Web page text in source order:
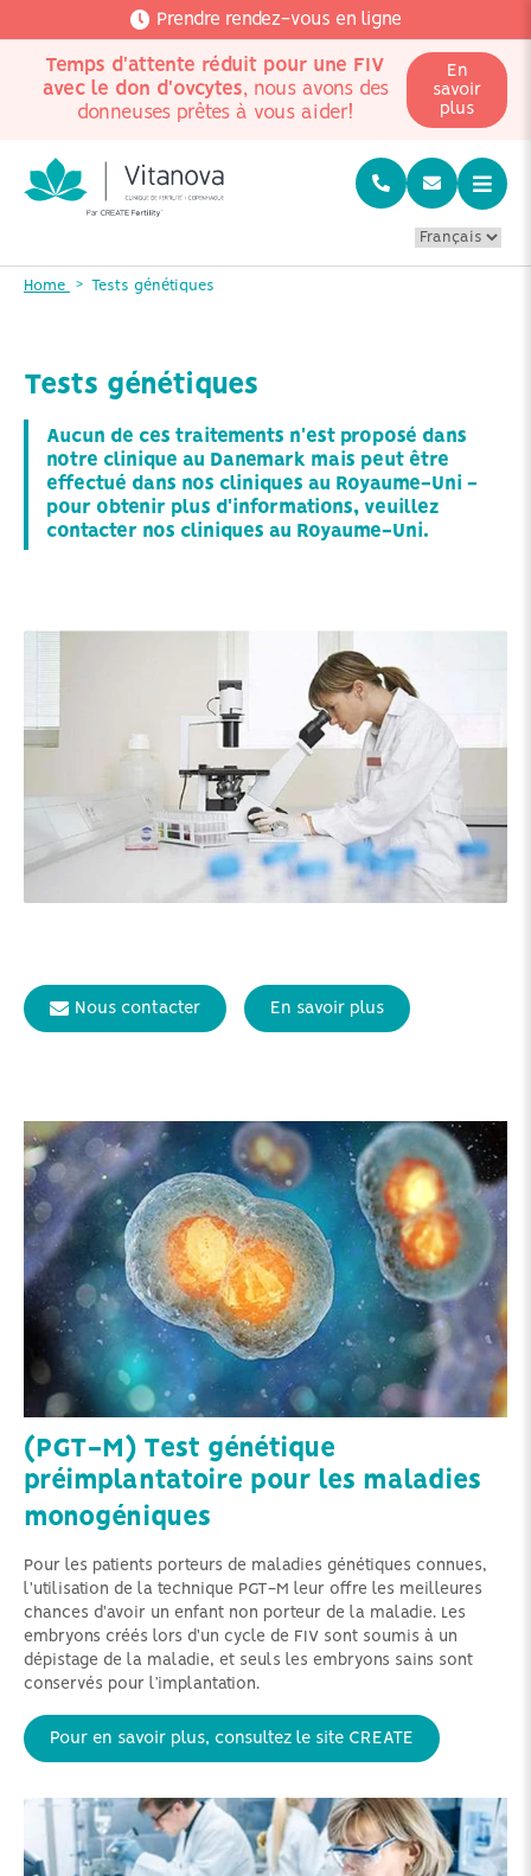
Prendre rendez-vous en ligne
Temps d'attente réduit pour une FIV
avec le don d'ovcytes, nous avons des
donneuses prêtes à vous aider!
En
savoir
plus
Home Tests génétiques
Tests génétiques
Aucun de ces traitements n'est proposé dans
notre clinique au Danemark mais peut être
effectué dans nos cliniques au Royaume-Uni -
pour obtenir plus d'informations, veuillez
contacter nos cliniques au Royaume-Uni.
Nous contacter En savoir plus
(PGT-M) Test génétique
préimplantatoire pour les maladies
monogéniques
Pour les patients porteurs de maladies génétiques connues,
l'utilisation de la technique PGT-M leur offre les meilleures
chances d'avoir un enfant non porteur de la maladie. Les
embryons créés lors d'un cycle de FIV sont soumis à un
dépistage de la maladie, et seuls les embryons sains sont
conservés pour l’implantation.
Pour en savoir plus, consultez le site CREATE